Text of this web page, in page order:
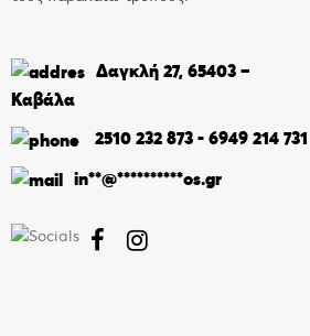
Δαγκλή 27, 65403 –
Καβάλα
2510 232 873 - 6949 214 731
in**@**********os.gr
 